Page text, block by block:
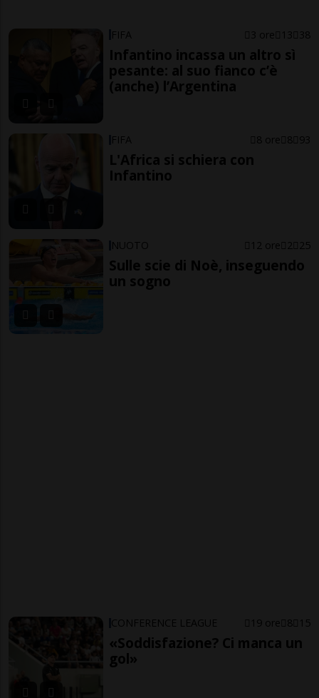
FIFA 3 ore 13 38
Infantino incassa un altro sì
pesante: al suo fianco c’è
(anche) l’Argentina
FIFA 8 ore 8 93
L'Africa si schiera con
Infantino
NUOTO 12 ore 2 25
Sulle scie di Noè, inseguendo
un sogno
CONFERENCE LEAGUE 19 ore 8 15
«Soddisfazione? Ci manca un
gol»